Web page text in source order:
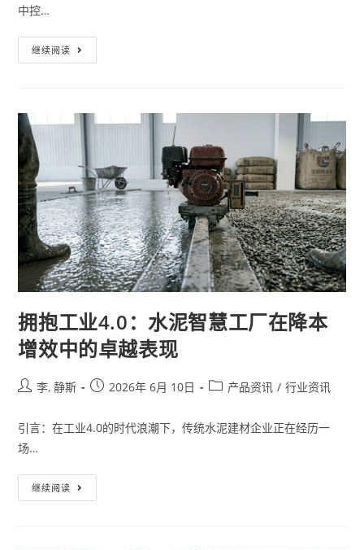
中控…
继续阅读
拥抱工业4.0：水泥智慧工厂在降本
增效中的卓越表现
李, 静斯 2026年 6月 10日 产品资讯 / 行业资讯
引言：在工业4.0的时代浪潮下，传统水泥建材企业正在经历一
场…
继续阅读